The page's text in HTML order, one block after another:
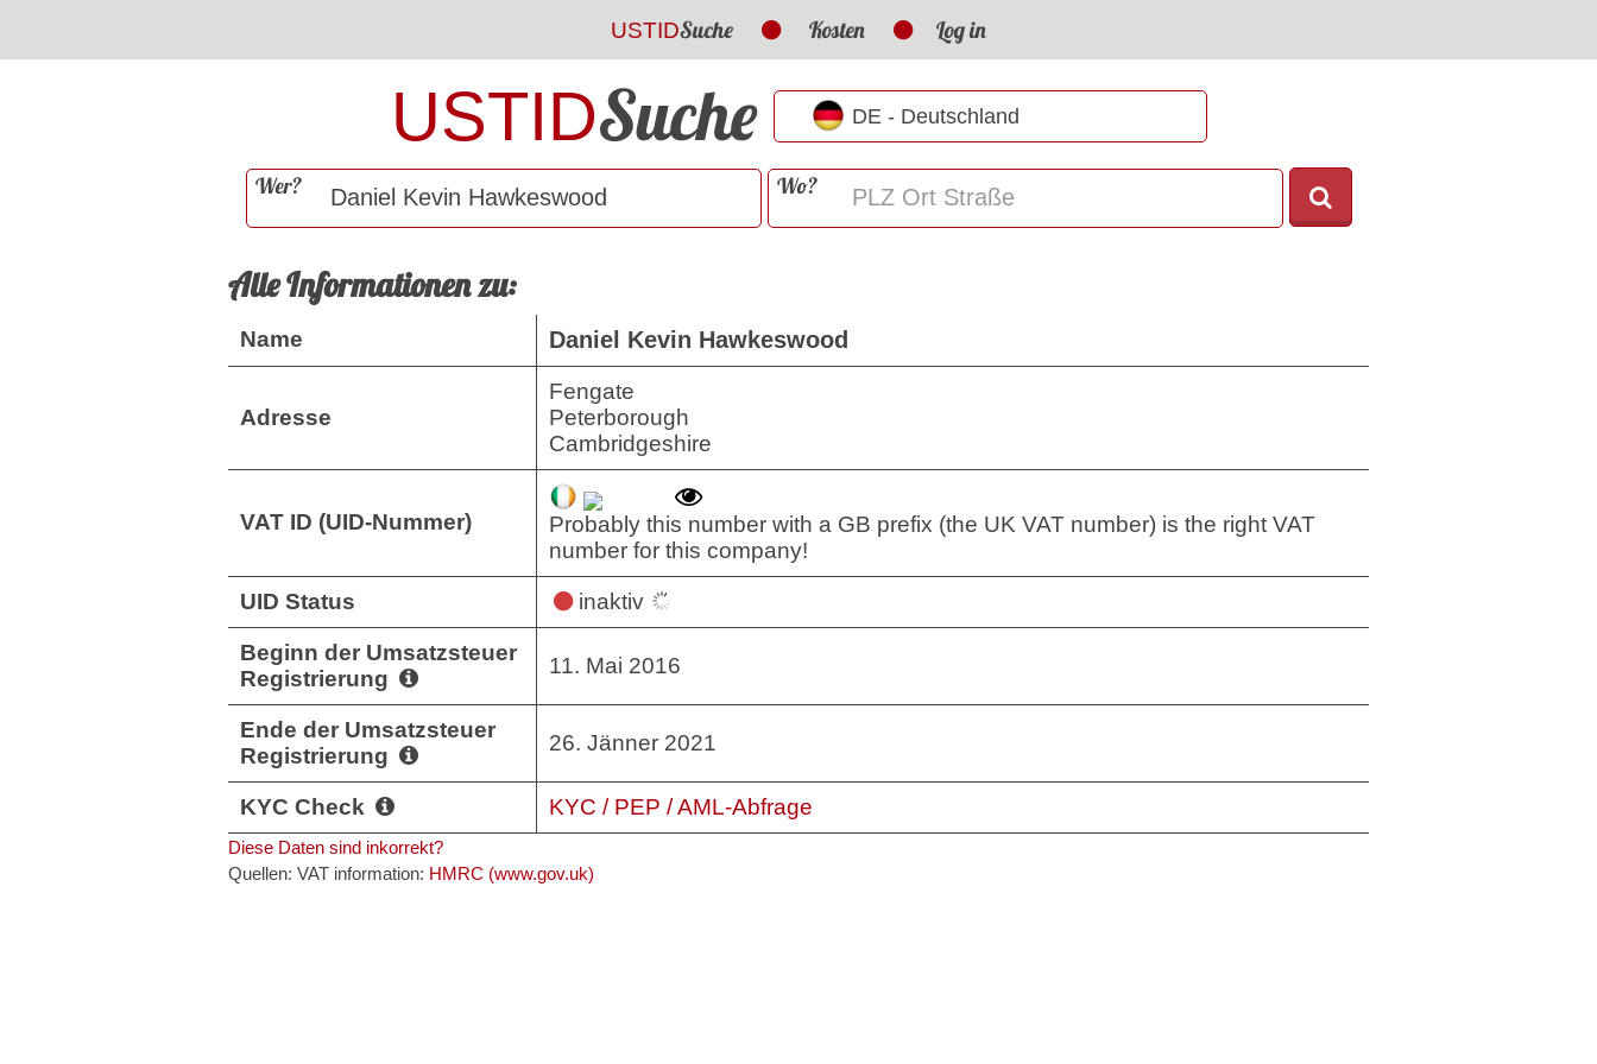
USTIDSuche Kosten Log in
USTIDSuche
Wer? Wo?
Alle Informationen zu:
Name Daniel Kevin Hawkeswood
Adresse
Fengate
Peterborough
Cambridgeshire
VAT ID (UID-Nummer)
Probably this number with a GB prefix (the UK VAT number) is the right VAT
number for this company!
UID Status inaktiv
Beginn der Umsatzsteuer
Registrierung
11. Mai 2016
Ende der Umsatzsteuer
Registrierung
26. Jänner 2021
KYC Check KYC / PEP / AML-Abfrage
Diese Daten sind inkorrekt?
Quellen: VAT information: HMRC (www.gov.uk)